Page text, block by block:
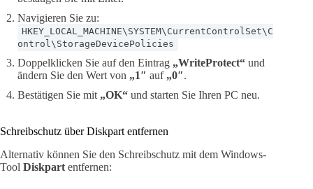
Navigieren Sie zu:
HKEY_LOCAL_MACHINE\SYSTEM\CurrentControlSet\C
ontrol\StorageDevicePolicies
Doppelklicken Sie auf den Eintrag „WriteProtect“ und
ändern Sie den Wert von „1″ auf „0″.
Bestätigen Sie mit „OK“ und starten Sie Ihren PC neu.
Schreibschutz über Diskpart entfernen
Alternativ können Sie den Schreibschutz mit dem Windows-
Tool Diskpart entfernen: